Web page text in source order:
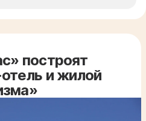
построят
и жилой